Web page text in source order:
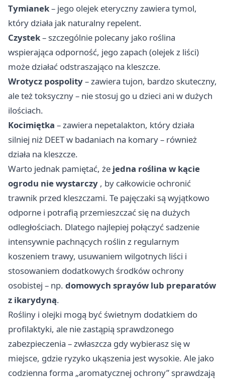
Tymianek– jego olejek eteryczny zawiera tymol,
który działa jak naturalny repelent.
Czystek– szczególnie polecany jako roślina
wspierająca odporność, jego zapach (olejek z liści)
może działać odstraszająco na kleszcze.
Wrotycz pospolity– zawiera tujon, bardzo skuteczny,
ale też toksyczny – nie stosuj go u dzieci ani w dużych
ilościach.
Kocimiętka – zawiera nepetalakton, który działa
silniej niż DEET w badaniach na komary – również
działa na kleszcze.
Warto jednak pamiętać, że jedna roślina w kącie
ogrodu nie wystarczy , by całkowicie ochronić
trawnik przed kleszczami. Te pajęczaki są wyjątkowo
odporne i potrafią przemieszczać się na dużych
odległościach. Dlatego najlepiej połączyć sadzenie
intensywnie pachnących roślin z regularnym
koszeniem trawy, usuwaniem wilgotnych liści i
stosowaniem dodatkowych środków ochrony
osobistej – np. domowych sprayów lub preparatów
z ikarydyną.
Rośliny i olejki mogą być świetnym dodatkiem do
profilaktyki, ale nie zastąpią sprawdzonego
zabezpieczenia – zwłaszcza gdy wybierasz się w
miejsce, gdzie ryzyko ukąszenia jest wysokie. Ale jako
codzienna forma „aromatycznej ochrony” sprawdzają